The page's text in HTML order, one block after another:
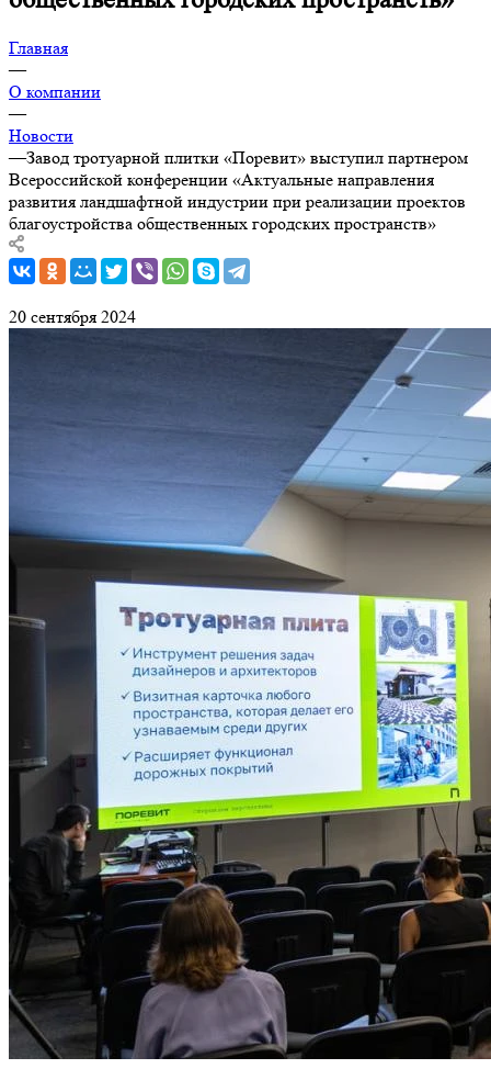
Главная
—
О компании
—
Новости
—Завод тротуарной плитки «Поревит» выступил партнером
Всероссийской конференции «Актуальные направления
развития ландшафтной индустрии при реализации проектов
благоустройства общественных городских пространств»
20 сентября 2024